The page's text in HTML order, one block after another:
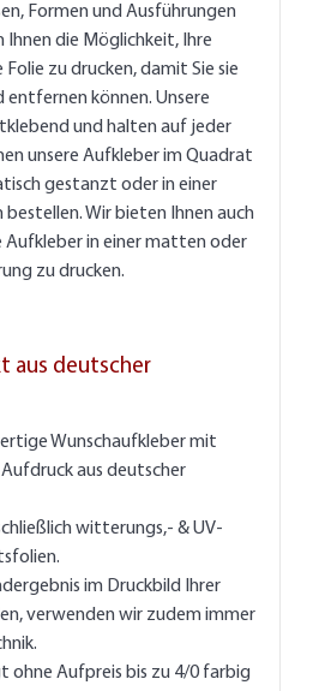
Formen und Ausführungen
Ihnen die Möglichkeit, Ihre
zu drucken, damit Sie sie
entfernen können. Unsere
und halten auf jeder
unsere Aufkleber im Quadrat
gestanzt oder in einer
Wir bieten Ihnen auch
Aufkleber in einer matten oder
zu drucken.
aus deutscher
Wunschaufkleber mit
aus deutscher
witterungs,- & UV-
im Druckbild Ihrer
verwenden wir zudem immer
ohne Aufpreis bis zu 4/0 farbig